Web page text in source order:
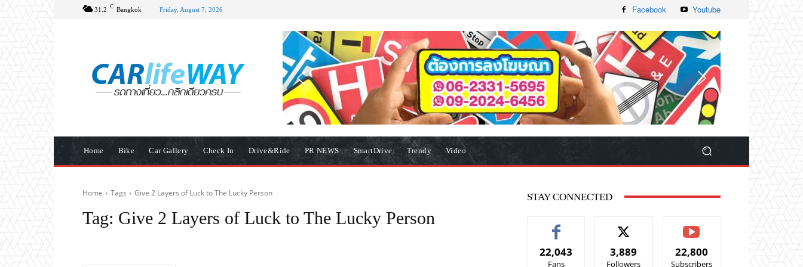
31.2 C Bangkok Friday, August 7, 2026 Facebook Youtube
Home Bike Car Gallery Check In Drive&Ride PR NEWS SmartDrive Trendy Video
Home Tags Give 2 Layers of Luck to The Lucky Person
Tag: Give 2 Layers of Luck to The Lucky Person
STAY CONNECTED
22,043
Fans
3,889
Followers
22,800
Subscribers